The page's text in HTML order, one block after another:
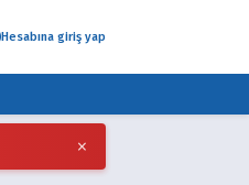
Hesabına giriş yap
×